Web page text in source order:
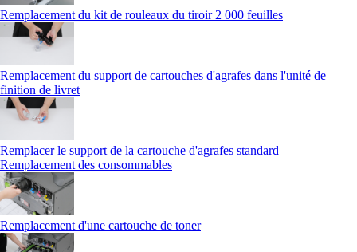
Remplacement du kit de rouleaux du tiroir 2 000 feuilles
Remplacement du support de cartouches d'agrafes dans l'unité de
finition de livret
Remplacer le support de la cartouche d'agrafes standard
Remplacement des consommables
Remplacement d'une cartouche de toner